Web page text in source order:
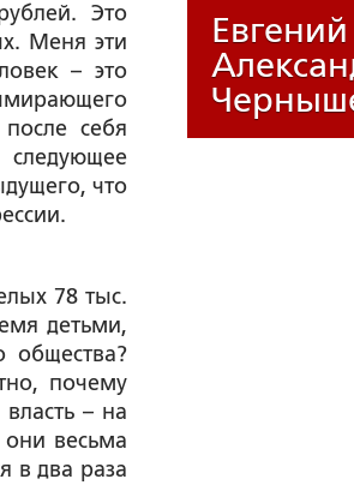
Это
Меня эти
– это
себя
что
78 тыс.
детьми,
общества?
почему
– на
весьма
в два раза
Евгений